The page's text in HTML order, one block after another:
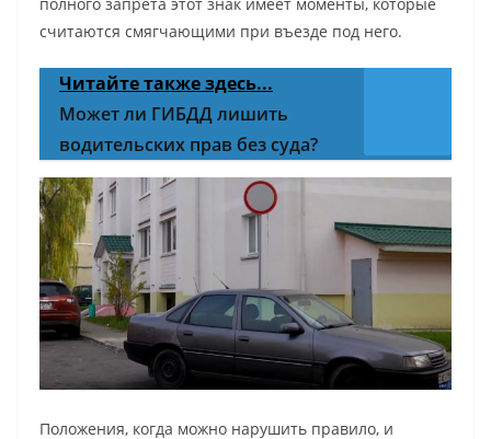
полного запрета этот знак имеет моменты, которые
считаются смягчающими при въезде под него.
Читайте также здесь...
Может ли ГИБДД лишить
водительских прав без суда?
Положения, когда можно нарушить правило, и